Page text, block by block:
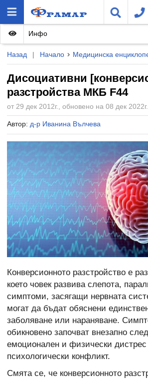
Назад | Начало Медицинска
Дисоциативни
разстройства МКБ F44
от 29 дек 2012г., обновено на 08 дек 2022г.
Автор: д-р Иванина Вълчева
Инфо
Конверсионното разстройство е
което човек развива слепота,
симптоми, засягащи нервната
могат да бъдат обяснени
заболяване или нараняване.
обикновено започват внезапно
емоционален и физически
психологически конфликт.
Смята се, че конверсионното